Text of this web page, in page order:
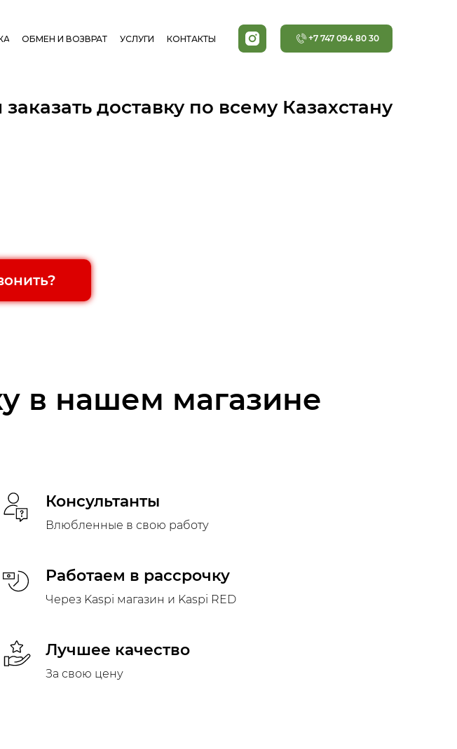
+7 747 094 80 30
КОНТАКТЫ
УСЛУГИ
ОБМЕН И ВОЗВРАТ
доставку по всему Казахстану
в нашем магазине
Консультанты
Влюбленные в свою работу
Работаем в рассрочку
Через Kaspi магазин и Kaspi RED
Лучшее качество
За свою цену